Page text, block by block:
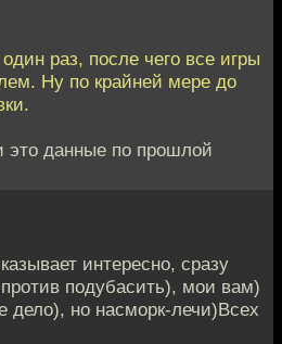
раз, после чего все игры
Ну по крайней мере до
это данные по прошлой
интересно, сразу
подубасить), мои вам)
дело), но насморк-лечи)Всех